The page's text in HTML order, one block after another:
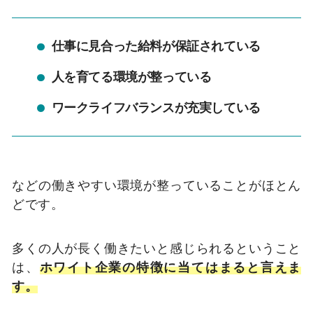
仕事に見合った給料が保証されている
人を育てる環境が整っている
ワークライフバランスが充実している
などの働きやすい環境が整っていることがほとん
どです。
多くの人が長く働きたいと感じられるということ
は、 ホワイト企業の特徴に当てはまると言えま
す。